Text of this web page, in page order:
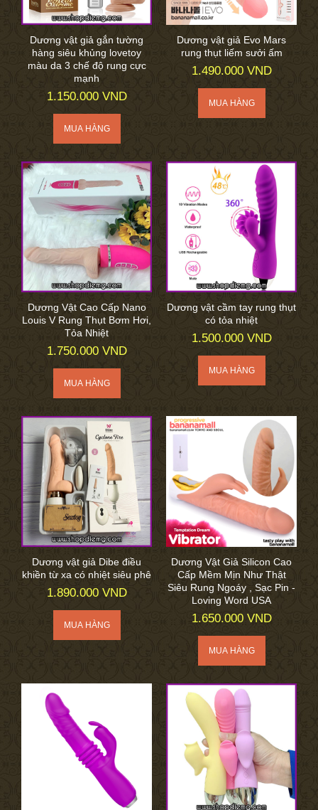
Dương vật giả gắn tường
hàng siêu khủng lovetoy
màu da 3 chế độ rung cực
mạnh
1.150.000 VND
Dương vật giả Evo Mars
rung thụt liếm sưởi ấm
1.490.000 VND
Dương Vật Cao Cấp Nano
Louis V Rung Thụt Bơm Hơi,
Tỏa Nhiệt
1.750.000 VND
Dương vật cầm tay rung thụt
có tỏa nhiệt
1.500.000 VND
Dương vật giả Dibe điều
khiền từ xa có nhiệt siêu phê
1.890.000 VND
Dương Vật Giả Silicon Cao
Cấp Mềm Mịn Như Thật
Siêu Rung Ngoáy , Sạc Pin -
Loving Word USA
1.650.000 VND